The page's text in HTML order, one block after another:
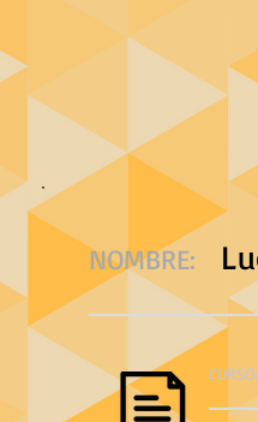
NOMBRE:
CURSO: